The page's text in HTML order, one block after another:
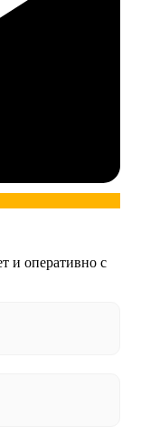
и оперативно с